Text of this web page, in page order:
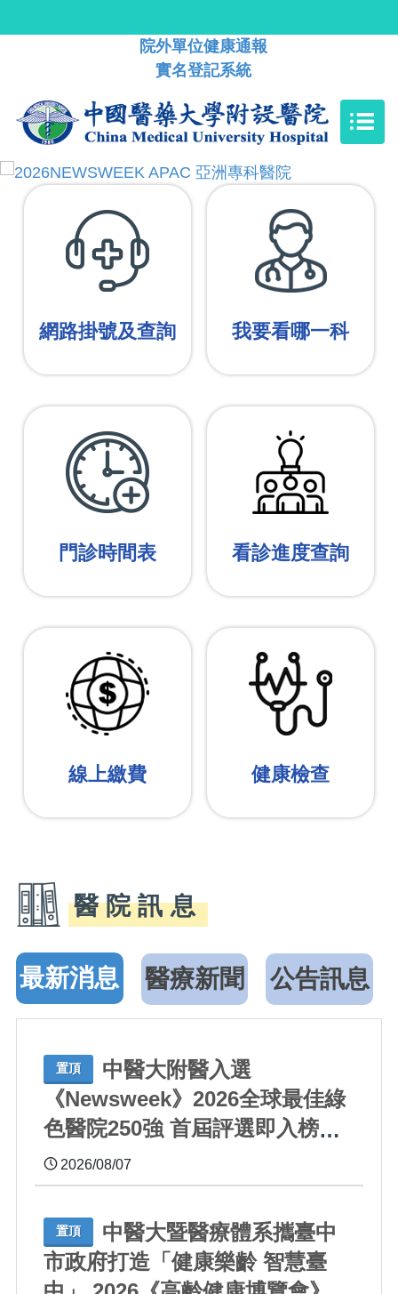
院外單位健康通報
實名登記系統
網路掛號及查詢 我要看哪一科
門診時間表 看診進度查詢
線上繳費 健康檢查
醫院訊息
最新消息 醫療新聞 公告訊息
置頂
中醫大附醫入選
《Newsweek》2026全球最佳綠
色醫院250強 首屆評選即入榜
全臺僅兩院獲選 四葉績效指標
居臺灣最佳
2026/08/07
置頂
中醫大暨醫療體系攜臺中
市政府打造「健康樂齡 智慧臺